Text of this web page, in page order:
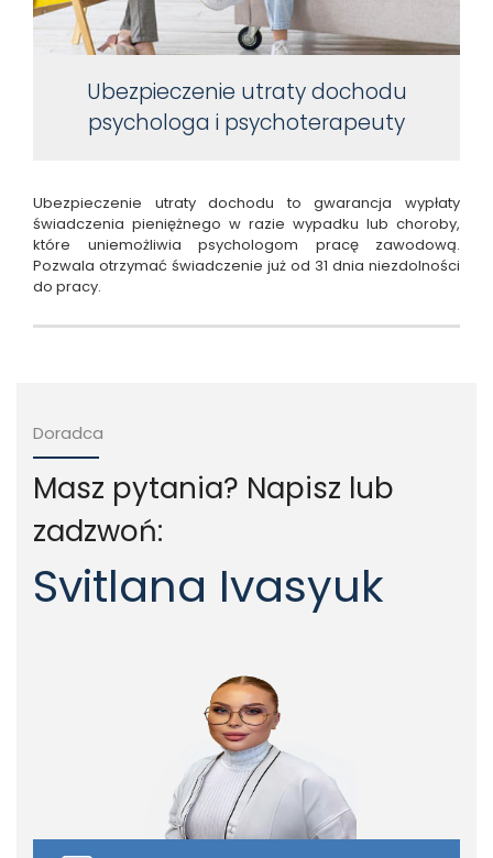
Ubezpieczenie utraty dochodu
psychologa i psychoterapeuty
Ubezpieczenie utraty dochodu to gwarancja wypłaty
świadczenia pieniężnego w razie wypadku lub choroby,
które uniemożliwia psychologom pracę zawodową.
Pozwala otrzymać świadczenie już od 31 dnia niezdolności
do pracy.
Doradca
Masz pytania? Napisz lub
zadzwoń:
Svitlana Ivasyuk